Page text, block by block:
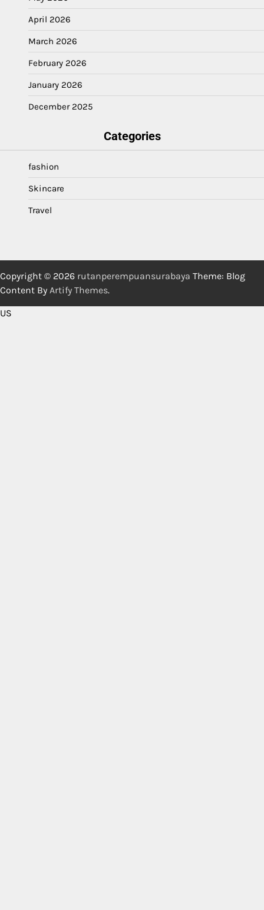
April 2026
March 2026
February 2026
January 2026
December 2025
Categories
fashion
Skincare
Travel
Copyright © 2026 rutanperempuansurabaya Theme: Blog
Content By Artify Themes.
US